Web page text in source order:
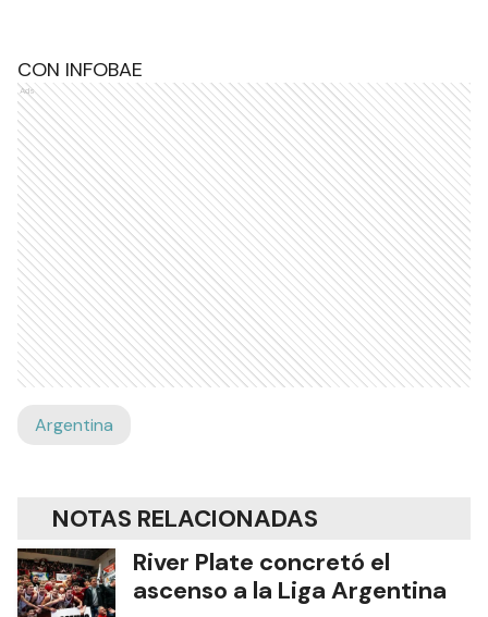
CON INFOBAE
Ads
Argentina
NOTAS RELACIONADAS
River Plate concretó el
ascenso a la Liga Argentina